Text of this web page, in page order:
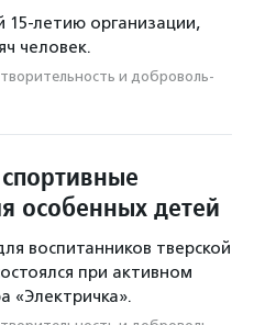
15-летию организации,
человек.
и доброволь­
особенных детей
воспитанников тверской
при активном
«Электричка».